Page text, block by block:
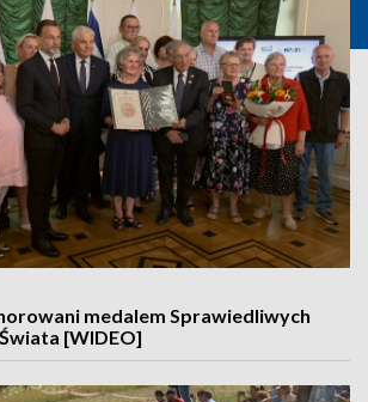
medalem Sprawiedliwych
[WIDEO]